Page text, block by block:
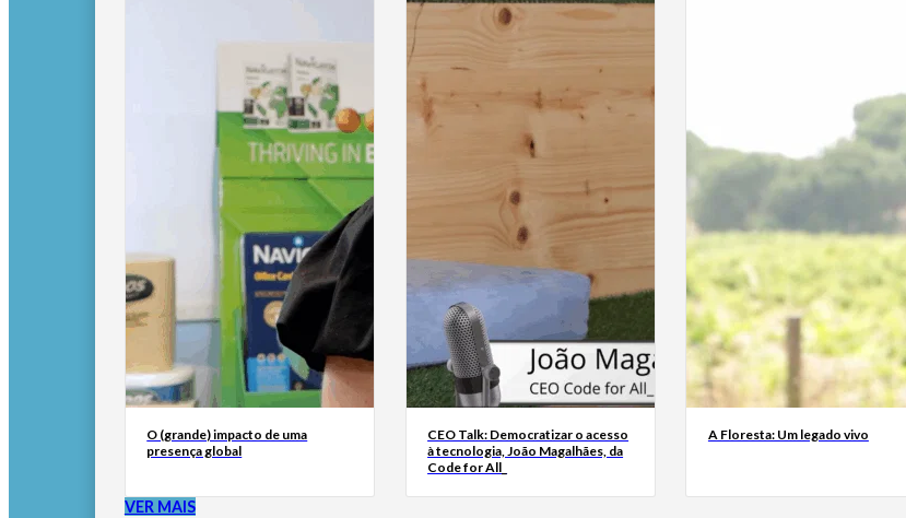
O (grande) impacto de uma
presença global
CEO Talk: Democratizar o acesso
à tecnologia, João Magalhães, da
Code for All_
A Floresta: Um legado vivo
VER MAIS